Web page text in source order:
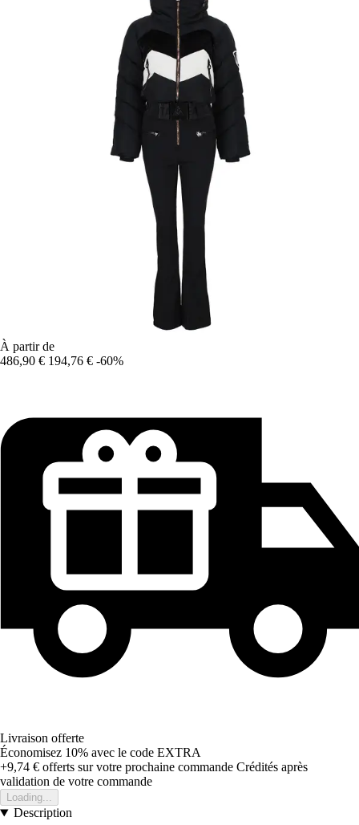
À partir de
486,90 € 194,76 € -60%
Livraison offerte
Économisez 10% avec le code EXTRA
+9,74 € offerts sur votre prochaine commande Crédités après
validation de votre commande
Loading...
Description